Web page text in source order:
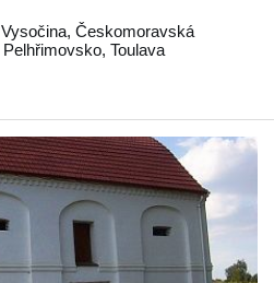
Vysočina, Českomoravská
Pelhřimovsko, Toulava